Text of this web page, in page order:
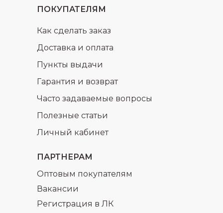
ПАРТНЕРАМ
Регистрация в ЛК
Оптовым покупателям
Вакансии
ПОКУПАТЕЛЯМ
Доставка и оплата
Часто задаваемые вопросы
Гарантия и возврат
Полезные статьи
Пункты выдачи
Как сделать заказ
Личный кабинет